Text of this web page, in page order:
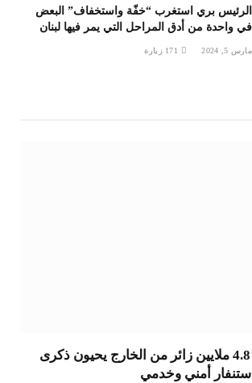
الرئيس بري استغرب “خفّة واستخفاف” البعض
في واحدة من أدق المراحل التي يمر فيها لبنان
مارس 5, 2024 171 زيارة
العراق: أكثر من 4.8 ملايين زائر من الخارج يحيون ذكرى
أمني وخدمي